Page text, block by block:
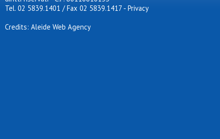
Tel. 02 5839.1401 / Fax 02 5839.1417 - Privacy
Credits: Aleide Web Agency